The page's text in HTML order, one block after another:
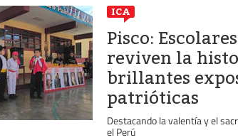
ICA
Pisco:
reviven la
brillantes
patrióticas
Destacando la valentía y el
el Perú